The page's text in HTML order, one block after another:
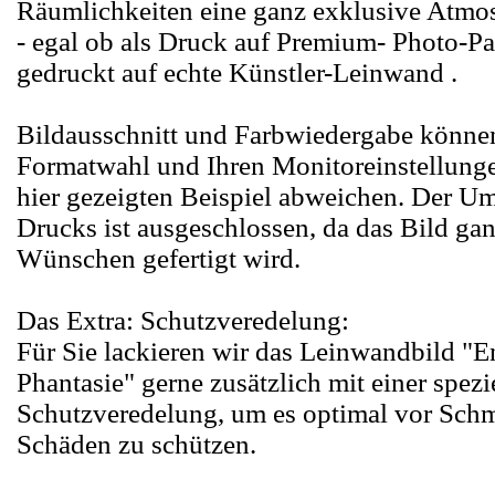
Räumlichkeiten eine ganz exklusive
- egal ob als Druck auf Premium- Photo-
gedruckt auf echte Künstler-Leinwand .
Bildausschnitt und Farbwiedergabe
Formatwahl und Ihren
hier gezeigten Beispiel abweichen. Der
Drucks ist ausgeschlossen, da das Bild
Wünschen gefertigt wird.
Das Extra: Schutzveredelung:
Für Sie lackieren wir das Leinwandbild
Phantasie" gerne zusätzlich mit einer
Schutzveredelung, um es optimal vor
Schäden zu schützen.